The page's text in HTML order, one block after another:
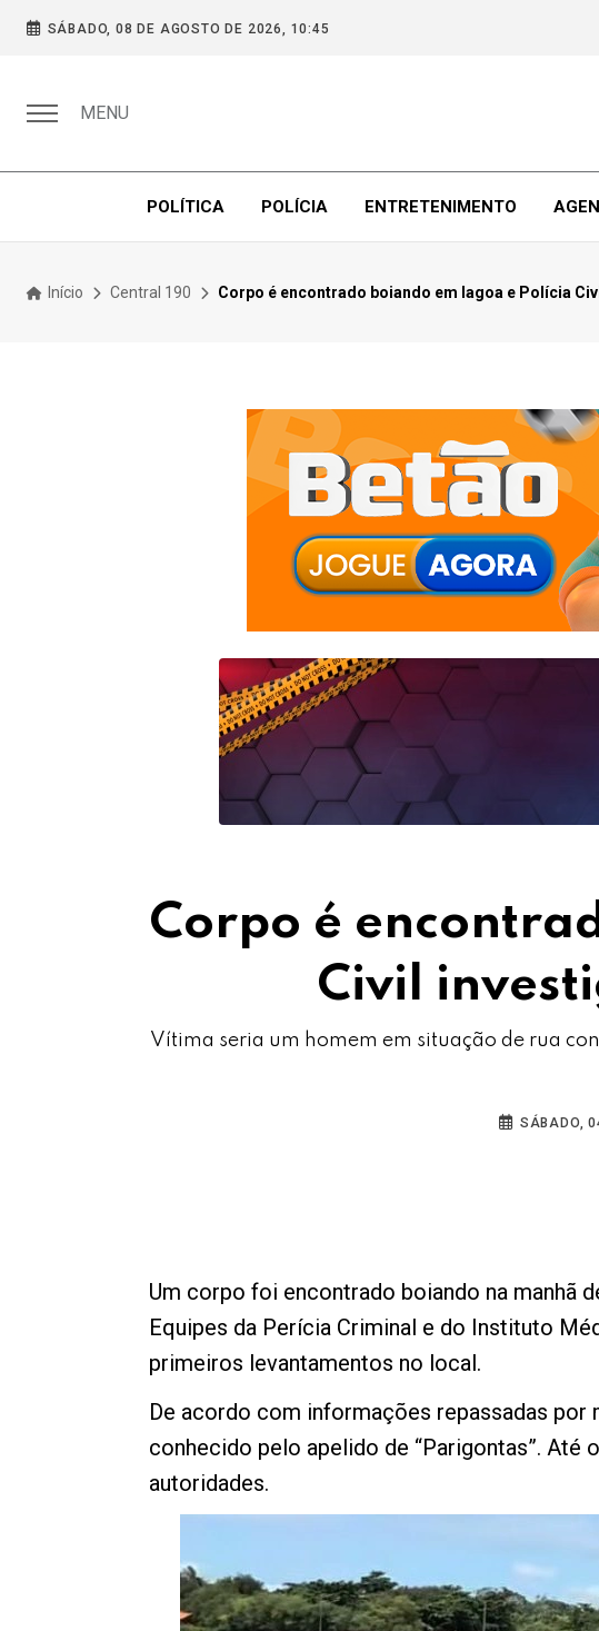
SÁBADO, 08 DE AGOSTO DE 2026, 10:45
MENU
POLÍTICA POLÍCIA ENTRETENIMENTO
Início Central 190 Corpo é encontrado boiando em lagoa e Polícia
Corpo é
Civil
Vítima seria um homem em situação de rua
SÁBADO,
Um corpo foi encontrado boiando na manhã
Equipes da Perícia Criminal e do Instituto
primeiros levantamentos no local.
De acordo com informações repassadas por
conhecido pelo apelido de “Parigontas”.
autoridades.